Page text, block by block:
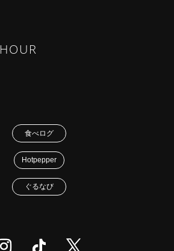
食べログ
Hotpepper
ぐるなび